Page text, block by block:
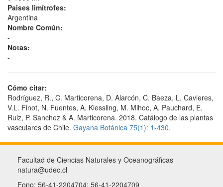
Paises limítrofes:
Argentina
Nombre Común:
-
Notas:
-
Cómo citar:
Rodríguez, R., C. Marticorena, D. Alarcón, C. Baeza, L. Cavieres,
V.L. Finot, N. Fuentes, A. Kiessling, M. Mihoc, A. Pauchard, E.
Ruiz, P. Sanchez & A. Marticorena. 2018. Catálogo de las plantas
vasculares de Chile. Gayana Botánica 75(1): 1-430.
Facultad de Ciencias Naturales y Oceanográficas
natura@udec.cl
Fono: 56-41-2204704; 56-41-2204709